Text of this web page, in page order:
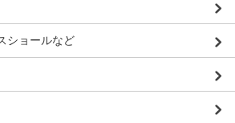
ショールなど